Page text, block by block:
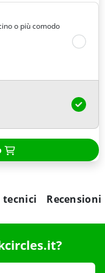
o più comodo
tecnici Recensioni